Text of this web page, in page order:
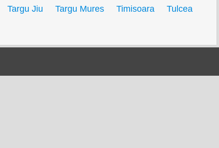
Targu Jiu Targu Mures Timisoara
Tulcea